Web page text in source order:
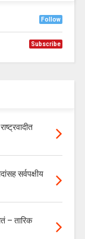
Follow
Subscribe
सर्वपक्षीय
– तारिक